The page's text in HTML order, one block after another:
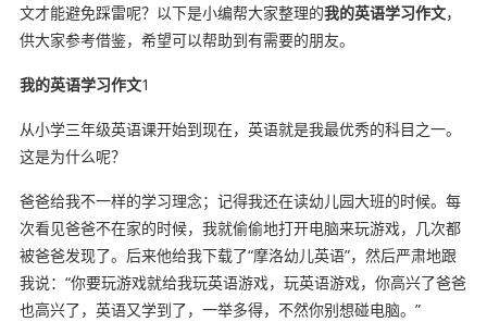
文才能避免踩雷呢？以下是小编帮大家整理的我的英语学习作文，
供大家参考借鉴，希望可以帮助到有需要的朋友。
我的英语学习作文1
从小学三年级英语课开始到现在，英语就是我最优秀的科目之一。
这是为什么呢？
爸爸给我不一样的学习理念；记得我还在读幼儿园大班的时候。每
次看见爸爸不在家的时候，我就偷偷地打开电脑来玩游戏，几次都
被爸爸发现了。后来他给我下载了“摩洛幼儿英语”，然后严肃地跟
我说：“你要玩游戏就给我玩英语游戏，玩英语游戏，你高兴了爸爸
也高兴了，英语又学到了，一举多得，不然你别想碰电脑。”